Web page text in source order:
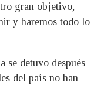
gran objetivo,
y haremos todo lo
se detuvo después
del país no han